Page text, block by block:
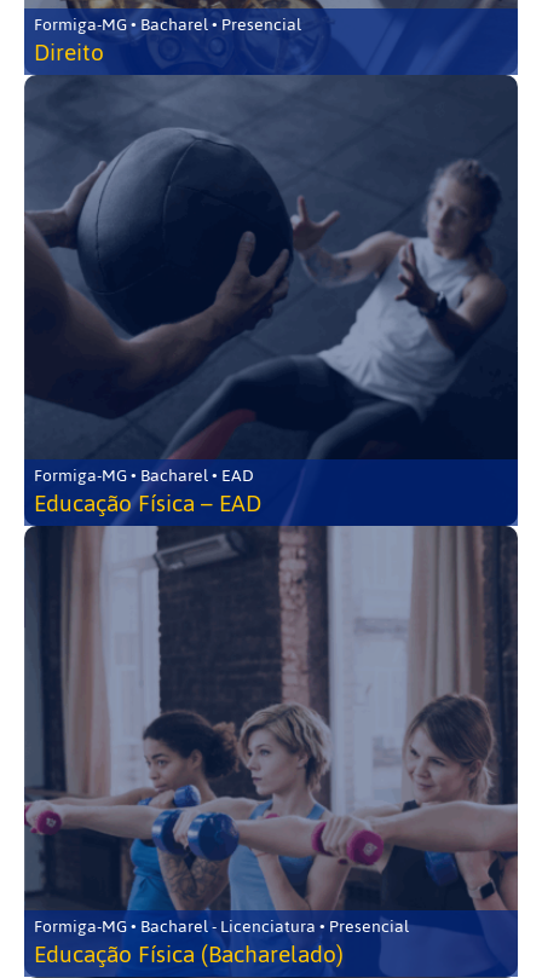
Formiga-MG • Bacharel • Presencial
Direito
Formiga-MG • Bacharel • EAD
Educação Física – EAD
Formiga-MG • Bacharel - Licenciatura • Presencial
Educação Física (Bacharelado)